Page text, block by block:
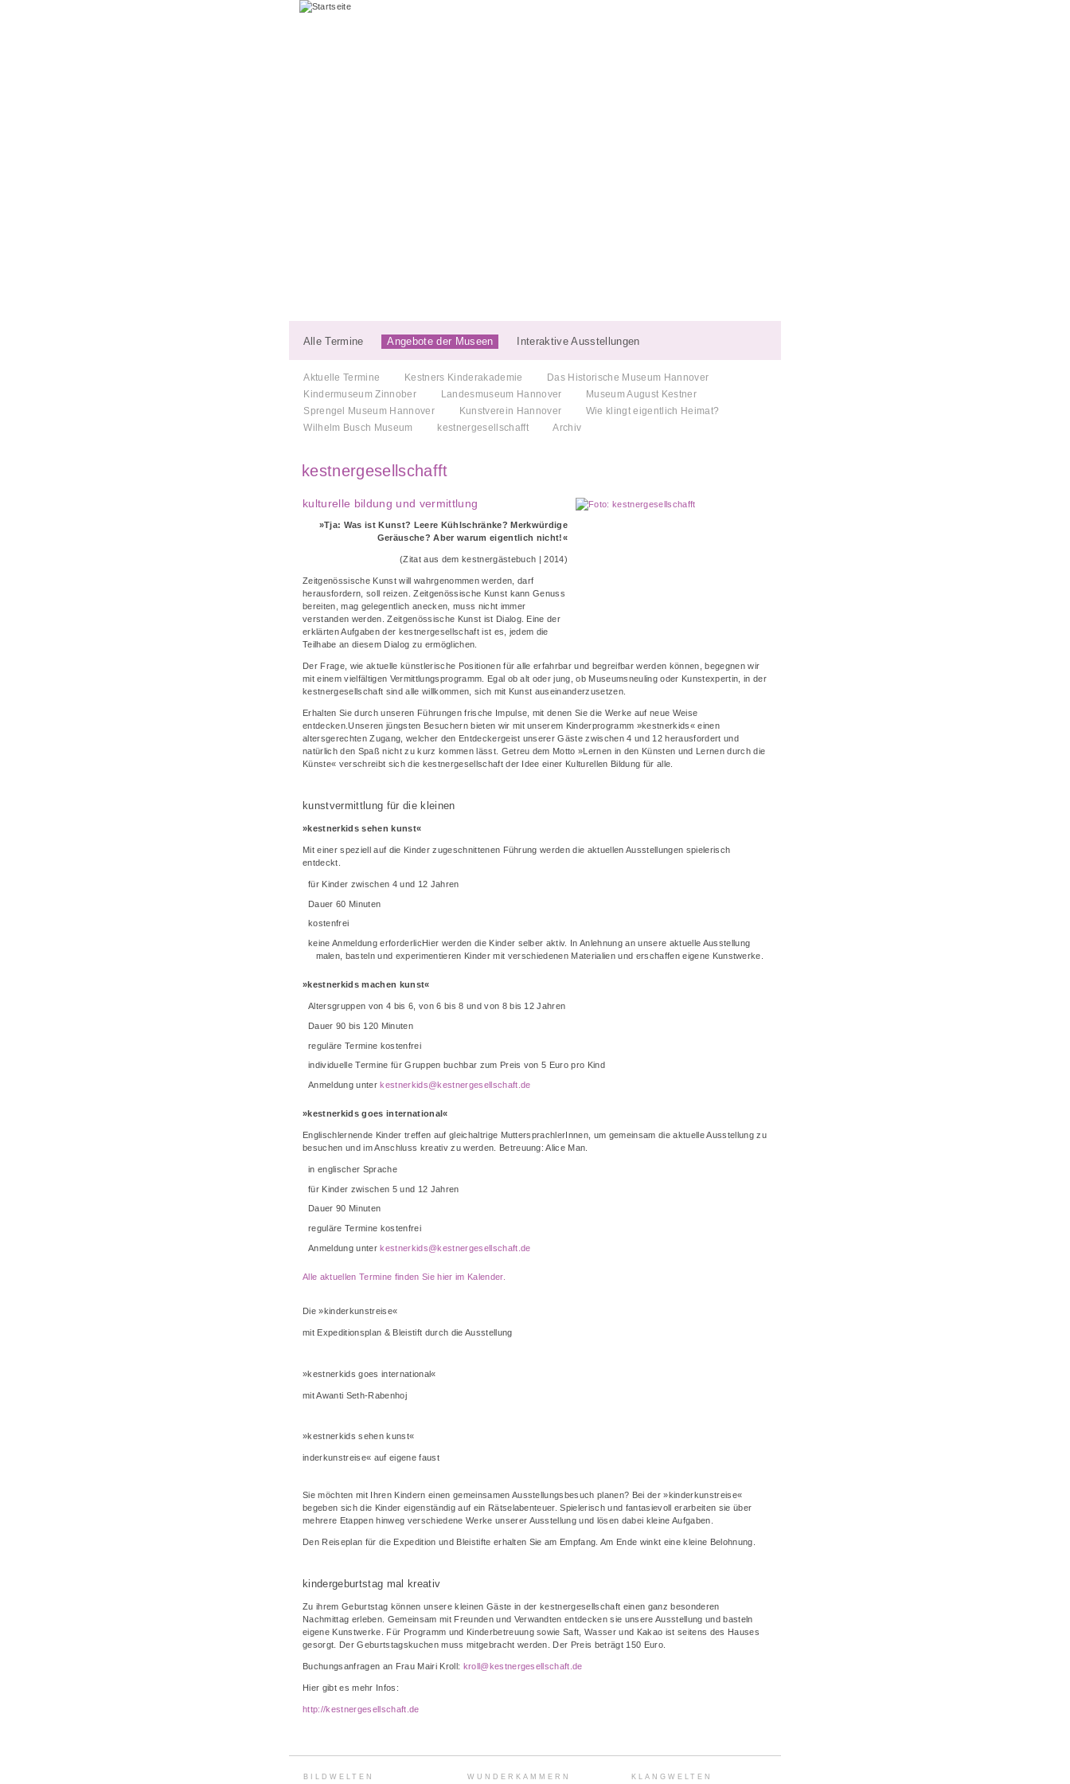
Alle Termine Angebote der Museen Interaktive Ausstellungen
Aktuelle Termine Kestners Kinderakademie
Das Historische Museum Hannover
Kindermuseum Zinnober
Landesmuseum Hannover
Museum August Kestner
Sprengel Museum Hannover
Kunstverein Hannover
Wie klingt eigentlich Heimat?
Wilhelm Busch Museum
kestnergesellschafft Archiv
kestnergesellschafft
kulturelle bildung und vermittlung
»Tja: Was ist Kunst? Leere Kühlschränke? Merkwürdige
Geräusche? Aber warum eigentlich nicht!«
(Zitat aus dem kestnergästebuch | 2014)
Zeitgenössische Kunst will wahrgenommen werden, darf
herausfordern, soll reizen. Zeitgenössische Kunst kann Genuss
bereiten, mag gelegentlich anecken, muss nicht immer
verstanden werden. Zeitgenössische Kunst ist Dialog. Eine der
erklärten Aufgaben der kestnergesellschaft ist es, jedem die
Teilhabe an diesem Dialog zu ermöglichen.
Der Frage, wie aktuelle künstlerische Positionen für alle erfahrbar und begreifbar werden können, begegnen wir
mit einem vielfältigen Vermittlungsprogramm. Egal ob alt oder jung, ob Museumsneuling oder Kunstexpertin, in der
kestnergesellschaft sind alle willkommen, sich mit Kunst auseinanderzusetzen.
Erhalten Sie durch unseren Führungen frische Impulse, mit denen Sie die Werke auf neue Weise
entdecken.Unseren jüngsten Besuchern bieten wir mit unserem Kinderprogramm »kestnerkids« einen
altersgerechten Zugang, welcher den Entdeckergeist unserer Gäste zwischen 4 und 12 herausfordert und
natürlich den Spaß nicht zu kurz kommen lässt. Getreu dem Motto »Lernen in den Künsten und Lernen durch die
Künste« verschreibt sich die kestnergesellschaft der Idee einer Kulturellen Bildung für alle.
kunstvermittlung für die kleinen
»kestnerkids sehen kunst«
Mit einer speziell auf die Kinder zugeschnittenen Führung werden die aktuellen Ausstellungen spielerisch
entdeckt.
für Kinder zwischen 4 und 12 Jahren
Dauer 60 Minuten
kostenfrei
keine Anmeldung erforderlicHier werden die Kinder selber aktiv. In Anlehnung an unsere aktuelle Ausstellung
malen, basteln und experimentieren Kinder mit verschiedenen Materialien und erschaffen eigene Kunstwerke.
»kestnerkids machen kunst«
Altersgruppen von 4 bis 6, von 6 bis 8 und von 8 bis 12 Jahren
Dauer 90 bis 120 Minuten
reguläre Termine kostenfrei
individuelle Termine für Gruppen buchbar zum Preis von 5 Euro pro Kind
Anmeldung unterkestnerkids@kestnergesellschaft.de
»kestnerkids goes international«
Englischlernende Kinder treffen auf gleichaltrige MuttersprachlerInnen, um gemeinsam die aktuelle Ausstellung zu
besuchen und im Anschluss kreativ zu werden. Betreuung: Alice Man.
in englischer Sprache
für Kinder zwischen 5 und 12 Jahren
Dauer 90 Minuten
reguläre Termine kostenfrei
Anmeldung unterkestnerkids@kestnergesellschaft.de
Alle aktuellen Termine finden Sie hier im Kalender.
Die »kinderkunstreise«
mit Expeditionsplan & Bleistift durch die Ausstellung
»kestnerkids goes international«
mit Awanti Seth-Rabenhoj
»kestnerkids sehen kunst«
inderkunstreise« auf eigene faust
Sie möchten mit Ihren Kindern einen gemeinsamen Ausstellungsbesuch planen? Bei der »kinderkunstreise«
begeben sich die Kinder eigenständig auf ein Rätselabenteuer. Spielerisch und fantasievoll erarbeiten sie über
mehrere Etappen hinweg verschiedene Werke unserer Ausstellung und lösen dabei kleine Aufgaben.
Den Reiseplan für die Expedition und Bleistifte erhalten Sie am Empfang. Am Ende winkt eine kleine Belohnung.
kindergeburtstag mal kreativ
Zu ihrem Geburtstag können unsere kleinen Gäste in der kestnergesellschaft einen ganz besonderen
Nachmittag erleben. Gemeinsam mit Freunden und Verwandten entdecken sie unsere Ausstellung und basteln
eigene Kunstwerke. Für Programm und Kinderbetreuung sowie Saft, Wasser und Kakao ist seitens des Hauses
gesorgt. Der Geburtstagskuchen muss mitgebracht werden. Der Preis beträgt 150 Euro.
Buchungsanfragen an Frau Mairi Kroll: kroll@kestnergesellschaft.de
Hier gibt es mehr Infos:
http://kestnergesellschaft.de
BILDWELTEN WUNDERKAMMERN KLANGWELTEN